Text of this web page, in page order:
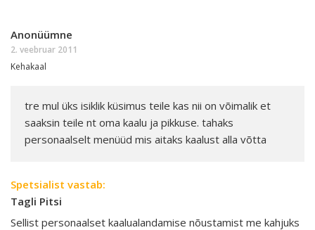
Anonüümne
2. veebruar 2011
Kehakaal
tre mul üks isiklik küsimus teile kas nii on võimalik et
saaksin teile nt oma kaalu ja pikkuse. tahaks
personaalselt menüüd mis aitaks kaalust alla võtta
Spetsialist vastab:
Tagli Pitsi
Sellist personaalset kaalualandamise nõustamist me kahjuks